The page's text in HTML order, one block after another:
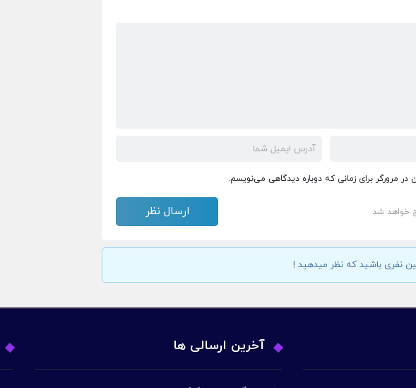
مرورگر برای زمانی که دوباره دیدگاهی می‌نویسم.
خواهد شد
نفری باشید که نظر میدهید !
آخرین ارسالی ها